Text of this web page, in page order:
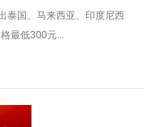
泰国、马来西亚、印度尼西
最低300元...